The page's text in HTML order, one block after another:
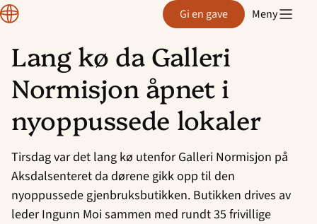
Hopp
til
innhold
Region
Rogaland Gi en gave Meny
Lang kø da Galleri
Normisjon åpnet i
nyoppussede lokaler
Tirsdag var det lang kø utenfor Galleri Normisjon på
Aksdalsenteret da dørene gikk opp til den
nyoppussede gjenbruksbutikken. Butikken drives av
leder Ingunn Moi sammen med rundt 35 frivillige